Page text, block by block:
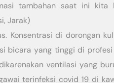
tambahan saat ini
Jarak)
Konsentrasi di dorongan
bicara yang tinggi di
ventilasi yang
terinfeksi covid 19 di